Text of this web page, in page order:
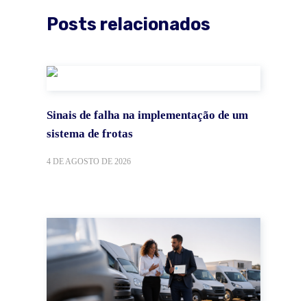
Posts relacionados
Sinais de falha na implementação de um
sistema de frotas
4 DE AGOSTO DE 2026